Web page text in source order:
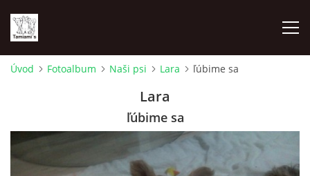
VRHY
Úvod Fotoalbum Naši psi Lara ľúbime sa
Lara
ľúbime sa